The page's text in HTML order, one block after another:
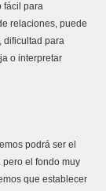
fácil para
relaciones, puede
dificultad para
o interpretar
podrá ser el
pero el fondo muy
que establecer